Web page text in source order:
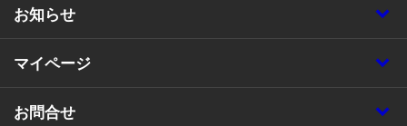
お知らせ
マイページ
お問合せ